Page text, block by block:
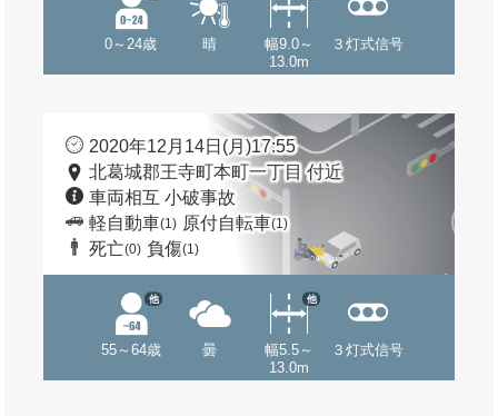
0～24歳 晴
幅9.0～
13.0m
３灯式信号
2020年12月14日(月)17:55
北葛城郡王寺町本町一丁目 付近
車両相互 小破事故
軽自動車(1) 原付自転車(1)
死亡(0) 負傷(1)
55～64歳
他
曇
幅5.5～
13.0m
他
３灯式信号